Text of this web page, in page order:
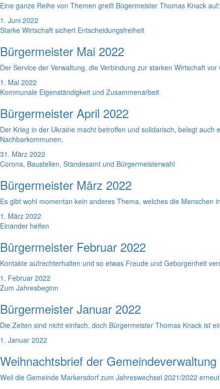
Eine ganze Reihe von Themen greift Bügermeister Thomas Knack
1. Juni 2022
Starke Wirtschaft sichert Entscheidungsfreiheit
Bürgermeister Mai 2022
Der Service der Verwaltung, die Verbindung zur starken Wirtschaft
1. Mai 2022
Kommunale Eigenständigkeit und Zusammenarbeit
Bürgermeister April 2022
Der Krieg in der Ukraine macht betroffen und solidarisch, belegt
Nachbarkommunen.
31. März 2022
Corona, Baustellen, Standesamt und Bürgermeisterwahl
Bürgermeister März 2022
Es gibt wohl momentan kein anderes Thema, welches die
1. März 2022
Einander helfen
Bürgermeister Februar 2022
Kontakte aufrechterhalten und so etwas Freude und Geborgenheit
1. Februar 2022
Zum Jahresbeginn
Bürgermeister Januar 2022
Die Zeiten sind nicht einfach, doch Bürgermeister Thomas Knack ist
1. Januar 2022
Weihnachtsbrief der
Weil die Gemeinde Markersdorf zum Jahreswechsel 2021/2022